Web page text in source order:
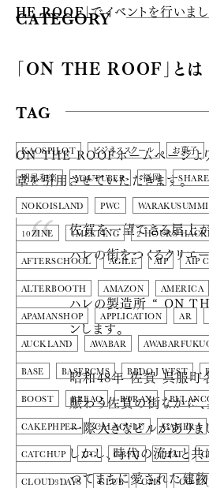
CATEGORY
TAG
KAOSPILOT ビジネススクール お菓子
明星和楽 YOUTUBER 福岡
NOKOISLAND PWC
10ZINE 1MEETING 2 HOURS
AFTERSCHOOL AGILE AIP AIP
ALTERBOOTH AMAZON AMERICA
APAMANSHOP APPLICATION AR
AUCKLAND AWABAR
BASE BASERCMS BBDO J WEST
BOOST BREAQ BTRAX
CAKEPHPER CALACULU CAMERA
CATCHUP CG CGFM CHAT
CLOUD3DAYS CLUB CMS CO-
HE ROOF」でイベントを行いまし
「ON THE ROOF」とは
ON THE ROOFホームページよ
章を引用させていただきます。
佐賀を一望できる屋上
ハレの街をつくるクリエ
ハレの製造所 “ ON
ンします。
昭和48年 佐賀 呉服町
賑わう佐賀の街なかに
一際大きなビルがありま
しかし、時代の流れと
つてまちに愛された建